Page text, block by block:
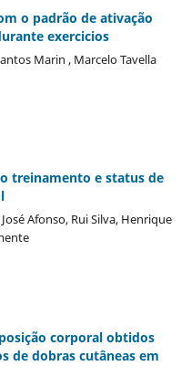
o padrão de ativação
exercicios
Marin , Marcelo Tavella
treinamento e status de
Afonso, Rui Silva, Henrique
corporal obtidos
de dobras cutâneas em